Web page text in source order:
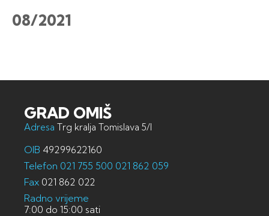
08/2021
GRAD OMIŠ
Adresa Trg kralja Tomislava 5/I
OIB 49299622160
Telefon 021 755 500 021 862 059
Fax 021 862 022
Radno vrijeme
7:00 do 15:00 sati